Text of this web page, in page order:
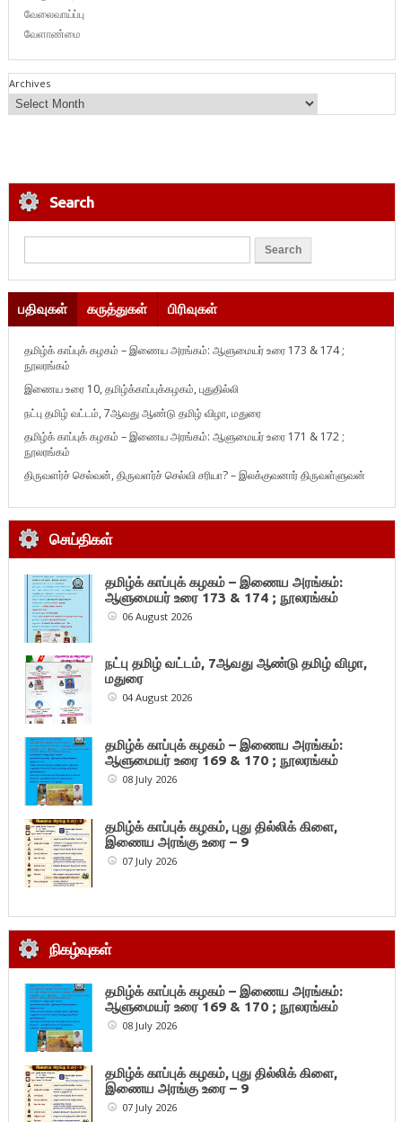
வேலைவாய்ப்பு
வேளாண்மை
Archives
Search
பதிவுகள் கருத்துகள் பிரிவுகள்
தமிழ்க் காப்புக் கழகம் – இணைய அரங்கம்: ஆளுமையர் உரை 173 & 174 ;
நூலரங்கம்
இணைய உரை 10, தமிழ்க்காப்புக்கழகம், புதுதில்லி
நட்பு தமிழ் வட்டம், 7ஆவது ஆண்டு தமிழ் விழா, மதுரை
தமிழ்க் காப்புக் கழகம் – இணைய அரங்கம்: ஆளுமையர் உரை 171 & 172 ;
நூலரங்கம்
திருவளர்ச் செல்வன், திருவளர்ச் செல்வி சரியா? – இலக்குவனார் திருவள்ளுவன்
செய்திகள்
தமிழ்க் காப்புக் கழகம் – இணைய அரங்கம்:
ஆளுமையர் உரை 173 & 174 ; நூலரங்கம்
06 August 2026
நட்பு தமிழ் வட்டம், 7ஆவது ஆண்டு தமிழ் விழா,
மதுரை
04 August 2026
தமிழ்க் காப்புக் கழகம் – இணைய அரங்கம்:
ஆளுமையர் உரை 169 & 170 ; நூலரங்கம்
08 July 2026
தமிழ்க் காப்புக் கழகம், புது தில்லிக் கிளை,
இணைய அரங்கு உரை – 9
07 July 2026
நிகழ்வுகள்
தமிழ்க் காப்புக் கழகம் – இணைய அரங்கம்:
ஆளுமையர் உரை 169 & 170 ; நூலரங்கம்
08 July 2026
தமிழ்க் காப்புக் கழகம், புது தில்லிக் கிளை,
இணைய அரங்கு உரை – 9
07 July 2026